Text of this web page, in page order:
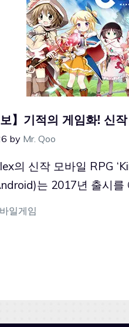
보】기적의 게임화! 신
by Mr. Qoo
의 신작 모바일 RPG
는 2017년 출시
일게임